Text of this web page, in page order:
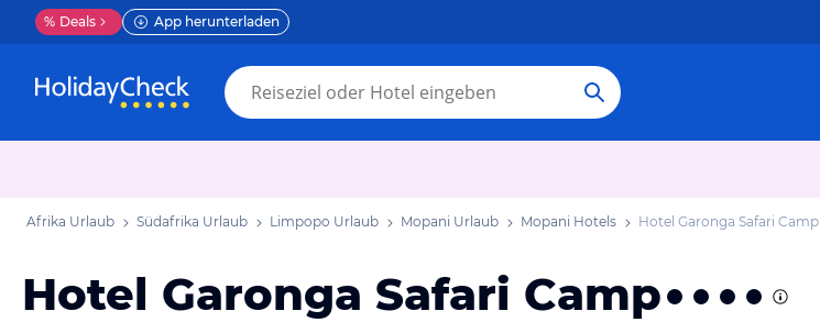
% Deals App herunterladen
Afrika Urlaub Südafrika Urlaub Limpopo Urlaub Mopani Urlaub Mopani Hotels Hotel Garonga Safari Camp
Hotel Garonga Safari Camp